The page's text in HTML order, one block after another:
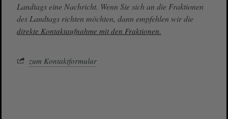
Landtags eine Nachricht. Wenn Sie sich an die Fraktionen
des Landtags richten möchten, dann empfehlen wir die
direkte Kontaktaufnahme mit den Fraktionen.
zum Kontaktformular